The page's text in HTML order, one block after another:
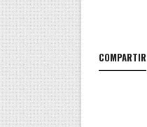
COMPARTIR